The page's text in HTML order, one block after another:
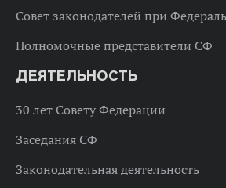
Совет законодателей при
Полномочные представители СФ
ДЕЯТЕЛЬНОСТЬ
30 лет Совету Федерации
Заседания СФ
Законодательная деятельность